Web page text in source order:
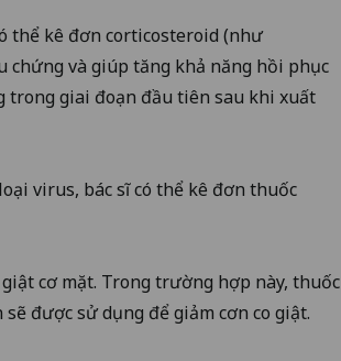
thể kê đơn corticosteroid (như
chứng và giúp tăng khả năng hồi phục
trong giai đoạn đầu tiên sau khi xuất
virus, bác sĩ có thể kê đơn thuốc
cơ mặt. Trong trường hợp này, thuốc
được sử dụng để giảm cơn co giật.